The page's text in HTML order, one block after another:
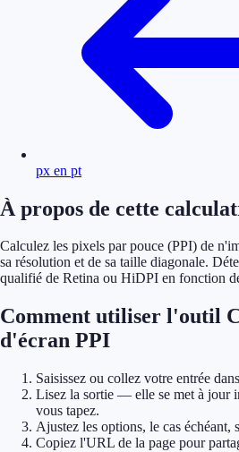
px en pt
À propos de cette
Calculez les pixels par pouce (PPI) de
sa résolution et de sa taille diagonale.
qualifié de Retina ou HiDPI en fonction
Comment utiliser l'outil
d'écran PPI
Saisissez ou collez votre entrée
Lisez la sortie — elle se met à jour
vous tapez.
Ajustez les options, le cas échéant,
Copiez l'URL de la page pour